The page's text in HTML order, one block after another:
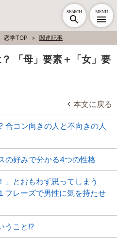
SEARCH MENU
恋学TOP 関連記事
「母」要素＋「女」要
本文に戻る
合コン向きの人と不向きの人
の好みで分かる4つの性格
」とおもわず思ってしまう
フレーズで男性に気を持たせ
うこと!?